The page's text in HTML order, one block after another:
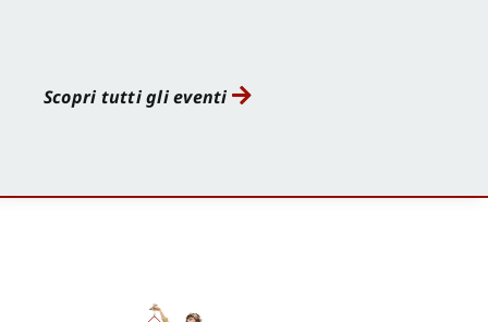
Scopri tutti gli eventi